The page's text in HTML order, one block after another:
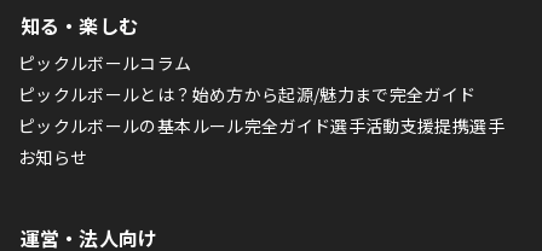
知る・楽しむ
ピックルボールコラム
ピックルボールとは？始め方から起源/魅力まで完全ガイド
ピックルボールの基本ルール完全ガイド選手活動支援提携選手
お知らせ
運営・法人向け